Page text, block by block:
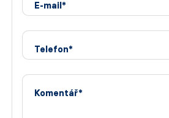
E-mail*
Telefon*
Komentář*